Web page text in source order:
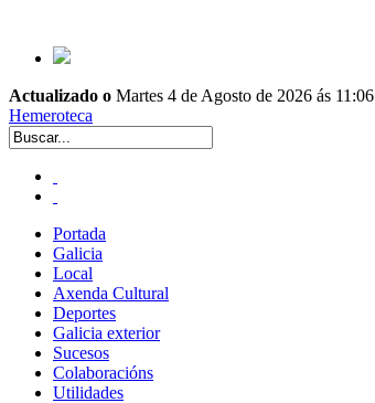
Actualizado o Martes 4 de Agosto de 2026 ás 11:06
Hemeroteca
Portada
Galicia
Local
Axenda Cultural
Deportes
Galicia exterior
Sucesos
Colaboracións
Utilidades